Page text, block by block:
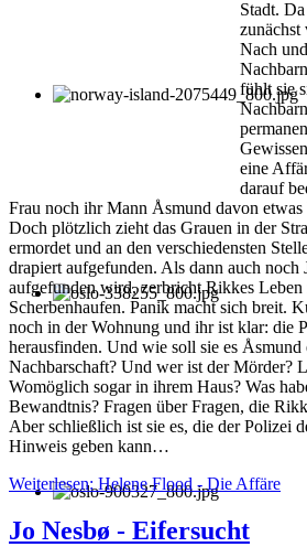
Stadt.
zunächst
Nach
fühlt sie
eine
darauf
Frau noch ihr Mann Åsmund davon etwas
Doch plötzlich zieht das Grauen in der
ermordet und an den verschiedensten
drapiert aufgefunden. Als dann auch noch
aufgefunden wird, zerbricht Rikkes Leben
Scherbenhaufen. Panik macht sich breit.
noch in der Wohnung und ihr ist klar: die
herausfinden. Und wie soll sie es
Nachbarschaft? Und wer ist der Mörder?
Womöglich sogar in ihrem Haus? Was
Bewandtnis? Fragen über Fragen, die
Aber schließlich ist sie es, die der Polizei
Hinweis geben kann…
Weiterlesen: Helene Flood - Die Affäre
Jo Nesbø - Eifersucht